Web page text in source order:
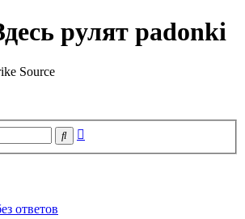
рулят padonki
Source
Поиск
ответов